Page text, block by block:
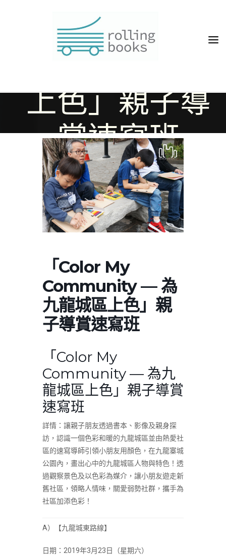
COMMUNITY
— 為九龍城區
上色」親子導
賞速寫班
rollingbook_adm
Event 「Color My Community — 為九龍城區上色」親子導賞速寫班
「Color My
Community — 為
九龍城區上色」親
子導賞速寫班
「 Color My
Community — 為九
龍城區上色 」 親子導賞
速寫班
詳情： 讓親子朋友透過書本、影像及親身探
訪，認識一個色彩和暖的九龍城區並由熱愛社
區的速寫導師引領小朋友用顏色，在九龍寨城
公園內，畫出心中的九龍城區人物與特色！透
過觀察景色及以色彩為媒介，讓小朋友遊走新
舊社區，領略人情味，關愛弱勢社群，攜手為
社區加添色彩！
A）【九龍城東路線】
日期：2019年3月23日（星期六）